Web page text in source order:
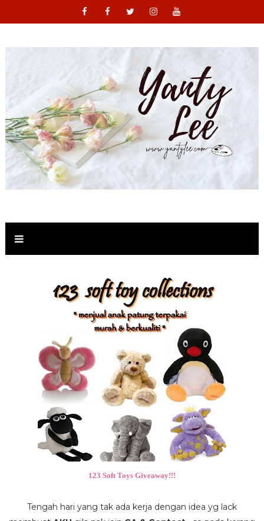
123 Soft Toys Giveaway!!!
Tengah hari yang tak ada kerja dengan idea yg lack